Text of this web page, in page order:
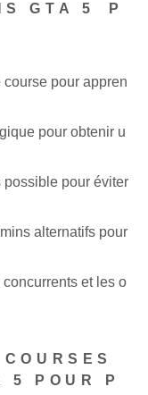
GTA 5⁣ P
pour appren
pour obtenir u
possible pour éviter
alternatifs pour
et les o
5 POUR P